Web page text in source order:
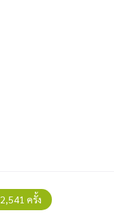
2,541 ครั้ง